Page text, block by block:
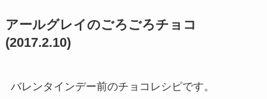
アールグレイのごろごろチョコ
(2017.2.10)
バレンタインデー前のチョコレシピです。